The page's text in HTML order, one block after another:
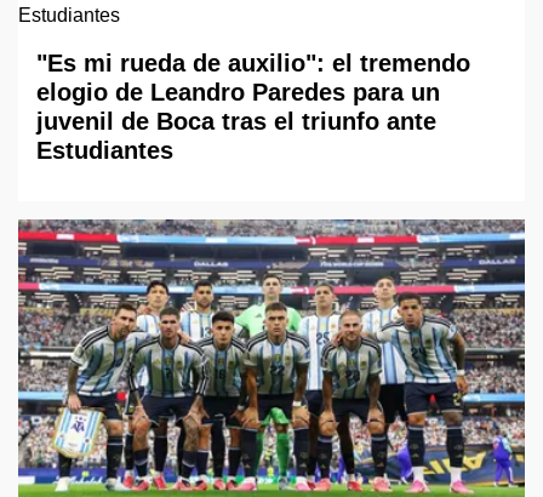
"Es mi rueda de auxilio": el tremendo
elogio de Leandro Paredes para un
juvenil de Boca tras el triunfo ante
Estudiantes